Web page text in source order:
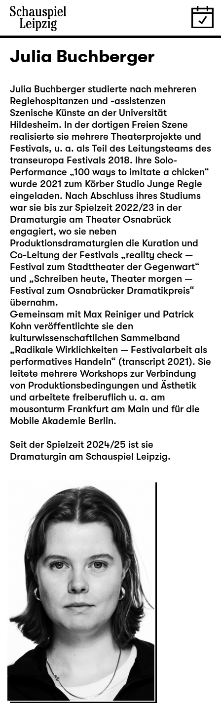
Julia Buchberger
Julia Buchberger studierte nach mehreren
Regiehospitanzen und -assistenzen
Szenische Künste an der Universität
Hildesheim. In der dortigen Freien Szene
realisierte sie mehrere Theaterprojekte und
Festivals, u. a. als Teil des Leitungsteams des
transeuropa Festivals 2018. Ihre Solo-
Performance „100 ways to imitate a chicken“
wurde 2021 zum Körber Studio Junge Regie
eingeladen. Nach Abschluss ihres Studiums
war sie bis zur Spielzeit 2022/23 in der
Dramaturgie am Theater Osnabrück
engagiert, wo sie neben
Produktionsdramaturgien die Kuration und
Co-Leitung der Festivals „reality check —
Festival zum Stadttheater der Gegenwart“
und „Schreiben heute, Theater morgen —
Festival zum Osnabrücker Dramatikpreis“
übernahm.
Gemeinsam mit Max Reiniger und Patrick
Kohn veröffentlichte sie den
kulturwissenschaftlichen Sammelband
„Radikale Wirklichkeiten — Festivalarbeit als
performatives Handeln“ (transcript 2021). Sie
leitete mehrere Workshops zur Verbindung
von Produktionsbedingungen und Ästhetik
und arbeitete freiberuflich u. a. am
mousonturm Frankfurt am Main und für die
Mobile Akademie Berlin.
Seit der Spielzeit 2024/25 ist sie
Dramaturgin am Schauspiel Leipzig.